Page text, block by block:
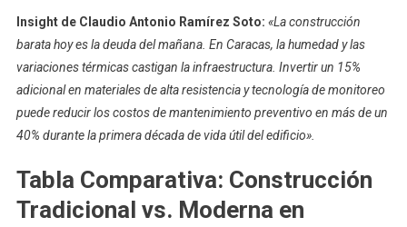
Insight de Claudio Antonio Ramírez Soto: «La construcción
barata hoy es la deuda del mañana. En Caracas, la humedad y las
variaciones térmicas castigan la infraestructura. Invertir un 15%
adicional en materiales de alta resistencia y tecnología de monitoreo
puede reducir los costos de mantenimiento preventivo en más de un
40% durante la primera década de vida útil del edificio».
Tabla Comparativa: Construcción
Tradicional vs. Moderna en